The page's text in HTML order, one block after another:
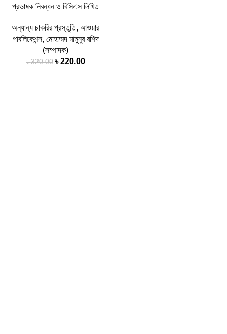
প্রভাষক নিবন্ধন ও বিসিএস লিখিত
অন্যান্য চাকরির প্রস্তুতি, আওয়ার
পাবলিকেশন্স, মোহাম্মদ মামুনুর রশিদ
(সম্পাদক)
৳320.00 ৳220.00